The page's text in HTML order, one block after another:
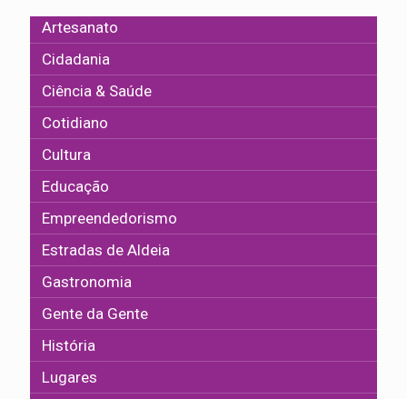
Artesanato
Cidadania
Ciência & Saúde
Cotidiano
Cultura
Educação
Empreendedorismo
Estradas de Aldeia
Gastronomia
Gente da Gente
História
Lugares